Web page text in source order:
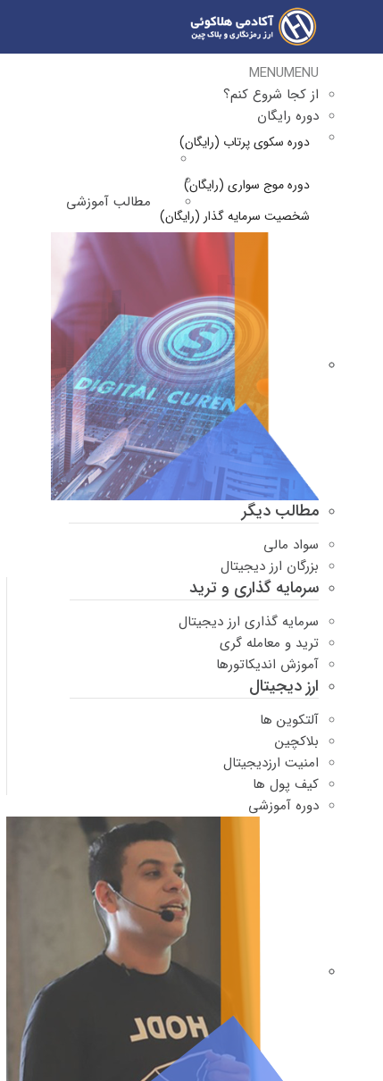
MENUMENU
از کجا شروع کنم؟
دوره رایگان
دوره سکوی پرتاب (رایگان)
دوره موج سواری (رایگان)
شخصیت سرمایه گذار (رایگان)
مطالب آموزشی
مطالب دیگر
سواد مالی
بزرگان ارز دیجیتال
سرمایه گذاری و ترید
سرمایه گذاری ارز دیجیتال
ترید و معامله گری
آموزش اندیکاتورها
ارز دیجیتال
آلتکوین ها
بلاکچین
امنیت ارزدیجیتال
کیف پول ها
دوره‌ آموزشی